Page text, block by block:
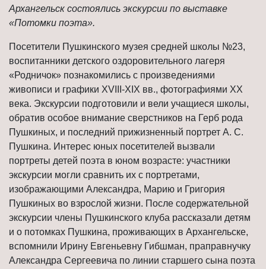
Архангельск состоялись экскурсии по выставке
«Потомки поэта».
Посетители Пушкинского музея средней школы №23,
воспитанники детского оздоровительного лагеря
«Родничок» познакомились с произведениями
живописи и графики XVIII-XIX вв., фотографиями XX
века. Экскурсии подготовили и вели учащиеся школы,
обратив особое внимание сверстников на Герб рода
Пушкиных, и последний прижизненный портрет А. С.
Пушкина. Интерес юных посетителей вызвали
портреты детей поэта в юном возрасте: участники
экскурсии могли сравнить их с портретами,
изображающими Александра, Марию и Григория
Пушкиных во взрослой жизни. После содержательной
экскурсии члены Пушкинского клуба рассказали детям
и о потомках Пушкина, проживающих в Архангельске,
вспомнили Ирину Евгеньевну Гибшман, праправнучку
Александра Сергеевича по линии старшего сына поэта